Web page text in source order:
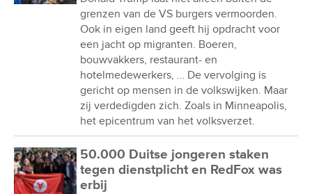
grenzen van de VS burgers vermoorden.
Ook in eigen land geeft hij opdracht voor
een jacht op migranten. Boeren,
bouwvakkers, restaurant- en
hotelmedewerkers, … De vervolging is
gericht op mensen in de volkswijken. Maar
zij verdedigden zich. Zoals in Minneapolis,
het epicentrum van het volksverzet.
50.000 Duitse jongeren staken
tegen dienstplicht en RedFox was
erbij